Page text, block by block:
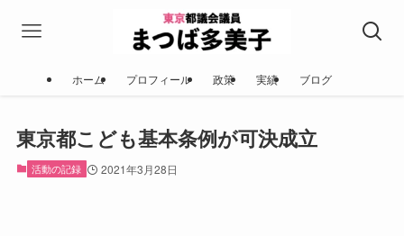
ホーム プロフィール 政策 実績 ブログ
東京都こども基本条例が可決成立
活動の記録 2021年3月28日